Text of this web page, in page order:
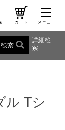
索
詳細検
索
ル Tシ